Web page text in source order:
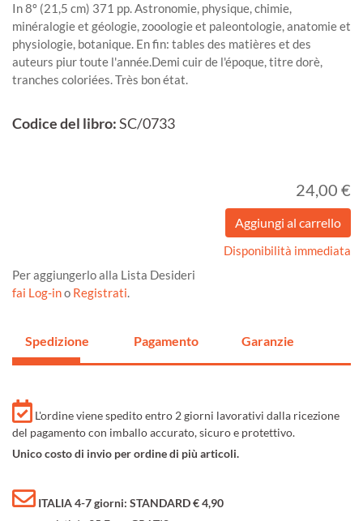
In 8º (21,5 cm) 371 pp. Astronomie, physique, chimie,
minéralogie et géologie, zooologie et paleontologie, anatomie et
physiologie, botanique. En fin: tables des matières et des
auteurs piur toute l'année.Demi cuir de l'époque, titre dorè,
tranches coloriées. Très bon état.
Codice del libro:SC/0733
24,00 €
Disponibilità immediata
Per aggiungerlo alla Lista Desideri
fai Log-ino Registrati.
Spedizione Pagamento Garanzie
L'ordine viene spedito entro 2 giorni lavorativi dalla ricezione
del pagamento con imballo accurato, sicuro e protettivo.
Unico costo di invio per ordine di più articoli.
ITALIA 4-7 giorni: STANDARD € 4,90